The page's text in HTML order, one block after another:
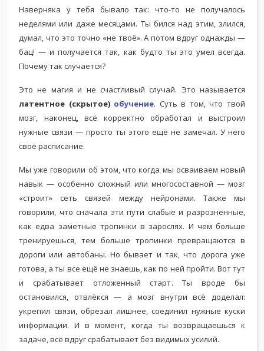
Наверняка у тебя бывало так: что-то не получалось
неделями или даже месяцами. Ты бился над этим, злился,
думал, что это точно «не твоё». А потом вдруг однажды —
бац! — и получается так, как будто ты это умел всегда.
Почему так случается?
Это не магия и не счастливый случай. Это называется
латентное (скрытое) обучение. Суть в том, что твой
мозг, наконец, всё корректно обработал и выстроил
нужные связи — просто ты этого ещё не замечал. У него
своё расписание.
Мы уже говорили об этом, что когда мы осваиваем новый
навык — особенно сложный или многосоставной — мозг
«строит» сеть связей между нейронами. Также мы
говорили, что сначала эти пути слабые и разрозненные,
как едва заметные тропинки в зарослях. И чем больше
тренируешься, тем больше тропинки превращаются в
дороги или автобаны. Но бывает и так, что дорога уже
готова, а ты все ещё не знаешь, как по ней пройти. Вот тут
и срабатывает отложенный старт. Ты вроде бы
остановился, отвлёкся — а мозг внутри всё доделал:
укрепил связи, обрезал лишнее, соединил нужные куски
информации. И в момент, когда ты возвращаешься к
задаче, всё вдруг срабатывает без видимых усилий.